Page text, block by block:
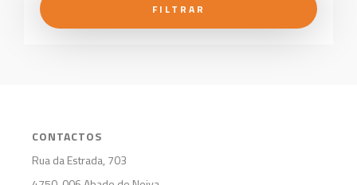
FILTRAR
CONTACTOS
Rua da Estrada, 703